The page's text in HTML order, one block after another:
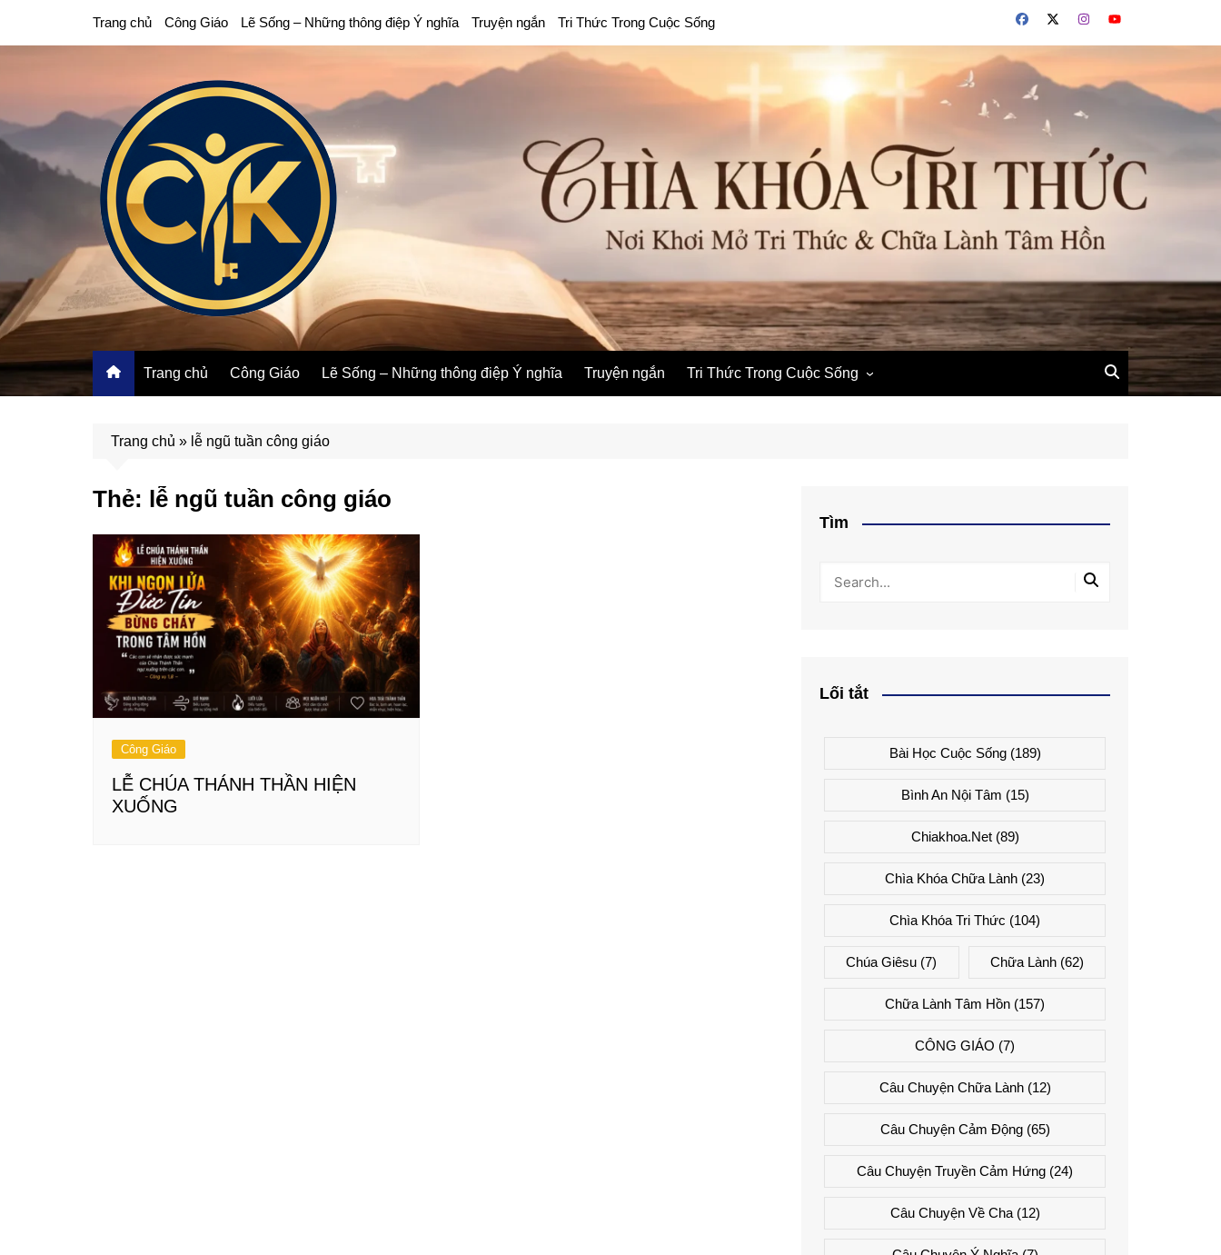
Trang chủ Công Giáo Lẽ Sống – Những thông điệp Ý nghĩa Truyện ngắn Tri Thức Trong Cuộc Sống
Trang chủ Công Giáo Lẽ Sống – Những thông điệp Ý nghĩa Truyện ngắn Tri Thức Trong Cuộc Sống
Trang chủ » lễ ngũ tuần công giáo
Thẻ: lễ ngũ tuần công giáo
Công Giáo
LỄ CHÚA THÁNH THẦN HIỆN
XUỐNG
Tìm
Lối tắt
Bài Học Cuộc Sống(189)
Bình An Nội Tâm (15)
Chiakhoa.net(89)
Chìa Khóa Chữa Lành (23)
Chìa Khóa Tri Thức (104)
Chúa Giêsu (7) Chữa Lành(62)
Chữa Lành Tâm Hồn (157)
CÔNG GIÁO (7)
Câu Chuyện Chữa Lành(12)
Câu Chuyện Cảm Động(65)
Câu Chuyện Truyền Cảm Hứng (24)
Câu Chuyện Về Cha(12)